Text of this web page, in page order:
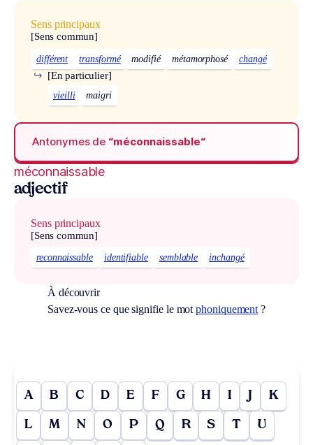
Sens principaux
[Sens commun]
différent transformé modifié métamorphosé changé
[En particulier]
↪
vieilli maigri
Antonymes de “méconnaissable“
méconnaissable
adjectif
Sens principaux
[Sens commun]
reconnaissable identifiable semblable inchangé
À découvrir
Savez-vous ce que signifie le motphoniquement ?
A B C D E F G H I J K
L M N O P Q R S T U